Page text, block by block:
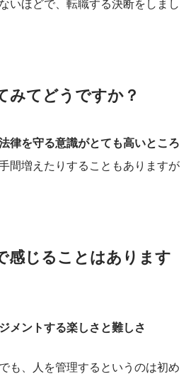
みてどうですか？
律を守る意識がとても高いところ
間増えたりすることもありますが
感じることはあります
メントする楽しさと難しさ
も、人を管理するというのは初め